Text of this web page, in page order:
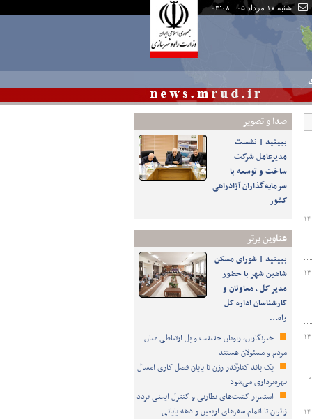
شنبه ۱۷ مرداد ۰۵ - ۰۳:۰۸
صدا و تصوير
ببینید | نشست
مدیرعامل شرکت
ساخت و توسعه با
سرمایه‌گذاران آزادراهی
کشور
عناوین برتر
ببینید | شورای مسکن
شاهین شهر با حضور
مدیر کل ، معاونان و
کارشناسان اداره کل
راه…
خبرنگاران، راویان حقیقت و پل ارتباطی میان
مردم و مسئولان هستند
یک باند کنارگذر رزن تا پایان فصل کاری امسال
بهره‌برداری می‌شود
استمرار گشت‌های نظارتی و کنترل ایمنی تردد
زائران تا اتمام سفرهای اربعین و دهه پایانی…